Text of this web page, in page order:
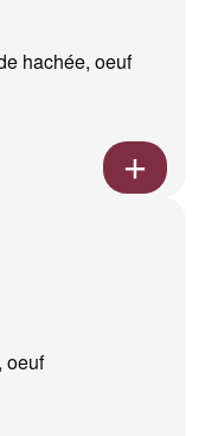
hachée, oeuf
oeuf